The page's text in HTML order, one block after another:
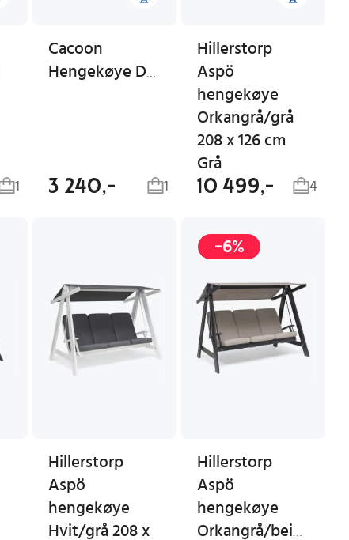
1
Cacoon
3 240,- 1
Hillerstorp
Aspö
hengekøye
Orkangrå/grå
208 x 126 cm
Grå
10 499,- 4
Hillerstorp
Aspö
hengekøye
Hvit/grå 208 x
-6%
Hillerstorp
Aspö
hengekøye
Orkangrå/beige